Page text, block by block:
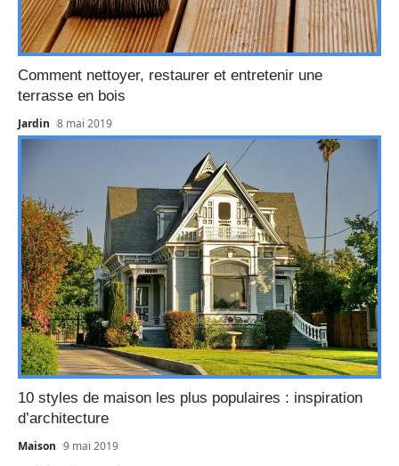
Comment nettoyer, restaurer et entretenir une
terrasse en bois
Jardin 8 mai 2019
10 styles de maison les plus populaires : inspiration
d’architecture
Maison 9 mai 2019